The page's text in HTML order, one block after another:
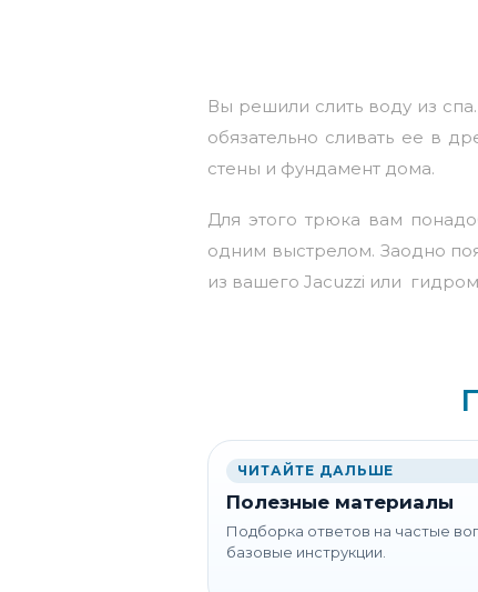
Вы решили слить воду из
обязательно сливать ее в
стены и фундамент дома.
Для этого трюка вам
одним выстрелом. Заодно
из вашего Jacuzzi или
ЧИТАЙТЕ ДАЛЬШЕ
Полезные материалы
Подборка ответов на частые
базовые инструкции.